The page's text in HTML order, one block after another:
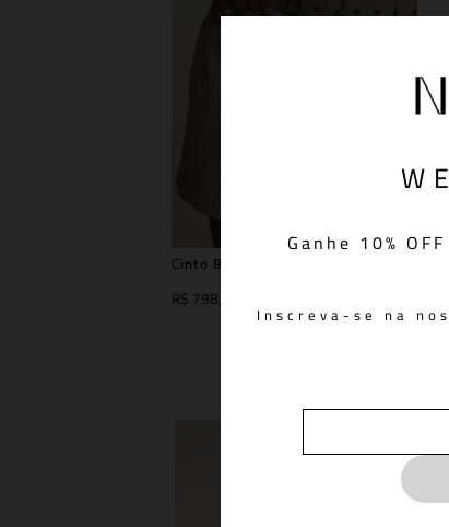
Ganhe 10%
Inscreva-se na
Cinto Baco Xadrez
R$ 798,00